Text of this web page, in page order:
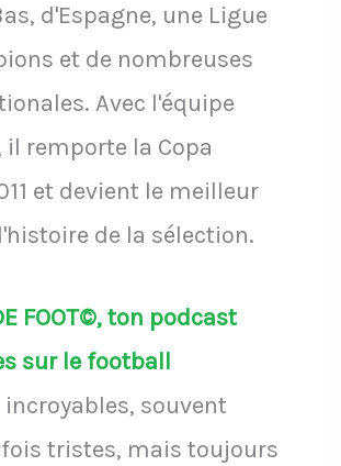
d'Espagne, une Ligue
et de nombreuses
Avec l'équipe
il remporte la Copa
et devient le meilleur
de la sélection.
FOOT©, ton podcast
sur le football
souvent
tristes, mais toujours